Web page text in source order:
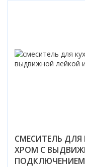
СМЕСИТЕЛЬ ДЛЯ
ХРОМ С